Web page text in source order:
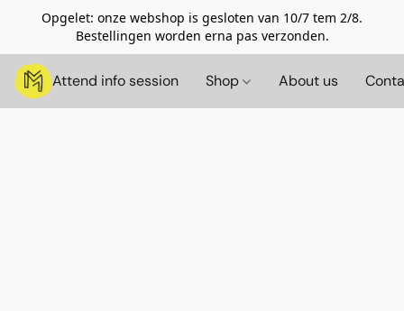
Opgelet: onze webshop is gesloten van 10/7 tem 2/8.
Bestellingen worden erna pas verzonden.
Attend info session Shop About us